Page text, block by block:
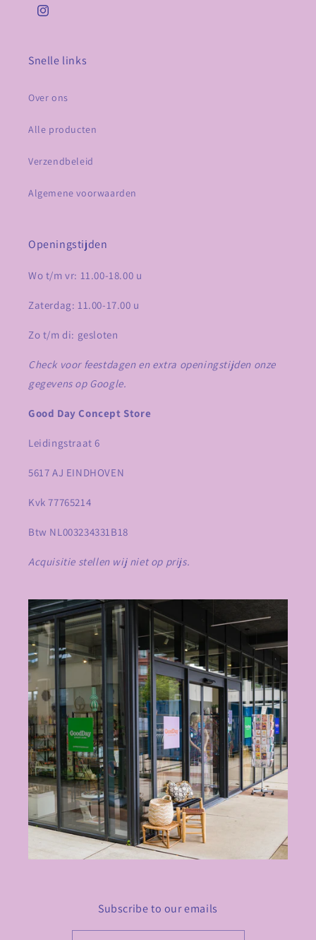
Instagram
Snelle links
Over ons
Alle producten
Verzendbeleid
Algemene voorwaarden
Openingstijden
Wo t/m vr: 11.00-18.00 u
Zaterdag: 11.00-17.00 u
Zo t/m di: gesloten
Check voor feestdagen en extra openingstijden onze
gegevens op Google.
Good Day Concept Store
Leidingstraat 6
5617 AJ EINDHOVEN
Kvk 77765214
Btw NL003234331B18
Acquisitie stellen wij niet op prijs.
Subscribe to our emails